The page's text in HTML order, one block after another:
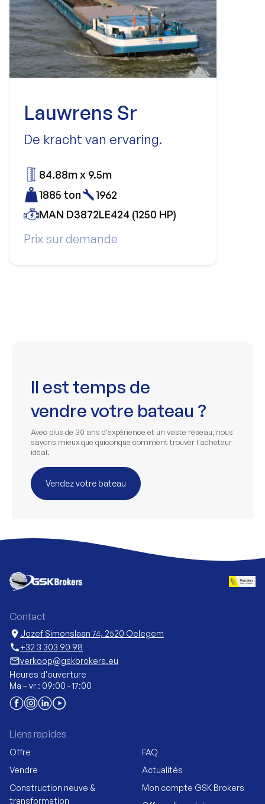
Lauwrens Sr
De kracht van ervaring.
Prix sur demande
84.88m x 9.5m
1885 ton
1962
MAN D3872LE424 (1250 HP)
Il est temps de
vendre votre bateau ?
Avec plus de 30 ans d'expérience et un vaste réseau, nous
savons mieux que quiconque comment trouver l'acheteur
idéal.
Vendez votre bateau
Contact
location_on Jozef Simonslaan 74, 2520 Oelegem
call+32 3 303 90 98
mail_outlineverkoop@gskbrokers.eu
Heures d'ouverture
Ma – vr : 09:00 - 17:00
Liens rapides
Offre
Vendre
Construction neuve &
transformation
FAQ
Actualités
Mon compte GSK Brokers